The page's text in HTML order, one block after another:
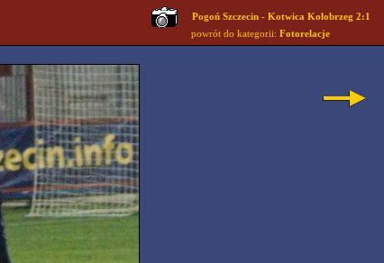
Pogoń Szczecin - Kotwica Kołobrzeg 2:1
powrót do kategorii: Fotorelacje